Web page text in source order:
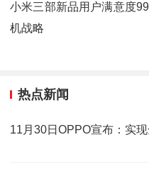
小米三部新品用户满意度
机战略
热点新闻
11月30日OPPO宣布：实